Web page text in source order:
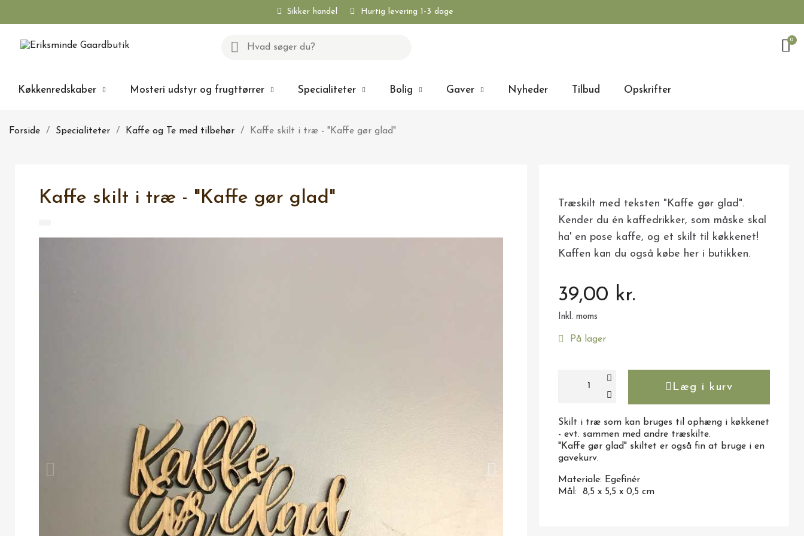
Sikker handel Hurtig levering 1-3 dage
Køkkenredskaber Mosteri udstyr og frugttørrer Specialiteter Bolig Gaver Nyheder Tilbud Opskrifter
Forside Specialiteter Kaffe og Te med tilbehør Kaffe skilt i træ - "Kaffe gør glad"
Kaffe skilt i træ - "Kaffe gør glad"
Træskilt med teksten "Kaffe gør glad".
Kender du én kaffedrikker, som måske skal
ha' en pose kaffe, og et skilt til køkkenet!
Kaffen kan du også købe her i butikken.
39,00 kr.
Inkl. moms
På lager
Læg i kurv
Skilt i træ som kan bruges til ophæng i køkkenet
- evt. sammen med andre træskilte.
"Kaffe gør glad" skiltet er også fin at bruge i en
gavekurv.
Materiale: Egefinér
Mål: 8,5 x 5,5 x 0,5 cm